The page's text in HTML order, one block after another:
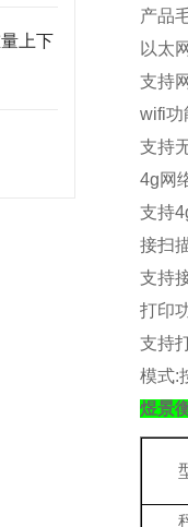
上下
产品
以太
支持
wifi功
支持
4g网
支持
接扫
支持
打印
支持
模式:
煜景